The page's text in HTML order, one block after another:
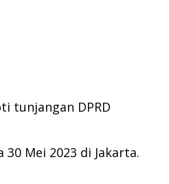
tunjangan DPRD
Mei 2023 di Jakarta.